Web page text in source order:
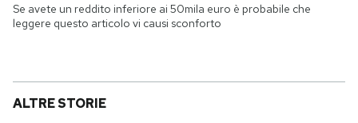
Se avete un reddito inferiore ai 50mila euro è probabile che
leggere questo articolo vi causi sconforto
ALTRE STORIE